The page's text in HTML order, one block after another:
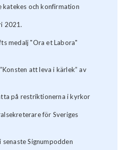
katekes och konfirmation
2021.
medalj "Ora et Labora"
att leva i kärlek” av
på restriktionerna i kyrkor
för Sveriges
Signumpodden